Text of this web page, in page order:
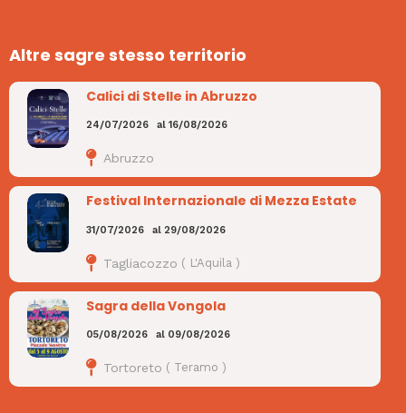
Altre sagre stesso territorio
Calici di Stelle in Abruzzo
24/07/2026 al16/08/2026
Abruzzo
Festival Internazionale di Mezza Estate
31/07/2026 al 29/08/2026
Tagliacozzo ( L'Aquila )
Sagra della Vongola
05/08/2026 al 09/08/2026
Tortoreto ( Teramo )